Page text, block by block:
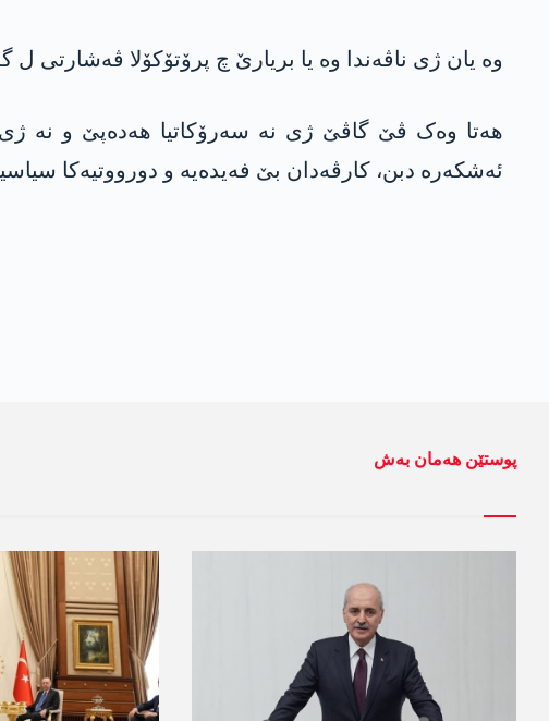
وە یان ژی ناڤەندا وە یا بریارێ چ پرۆتۆکۆلا ڤەشارتی ل
ھەتا وەک ڤێ گاڤێ ژی نە سەرۆکاتیا ھەدەپێ و نە
ئەشکەرە دبن، کارڤەدان بێ فەیدەیە و دورووتیەکا
پوستێن ھەمان بەش